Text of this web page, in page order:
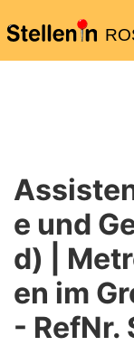
e und
d) |
en im
- RefNr.